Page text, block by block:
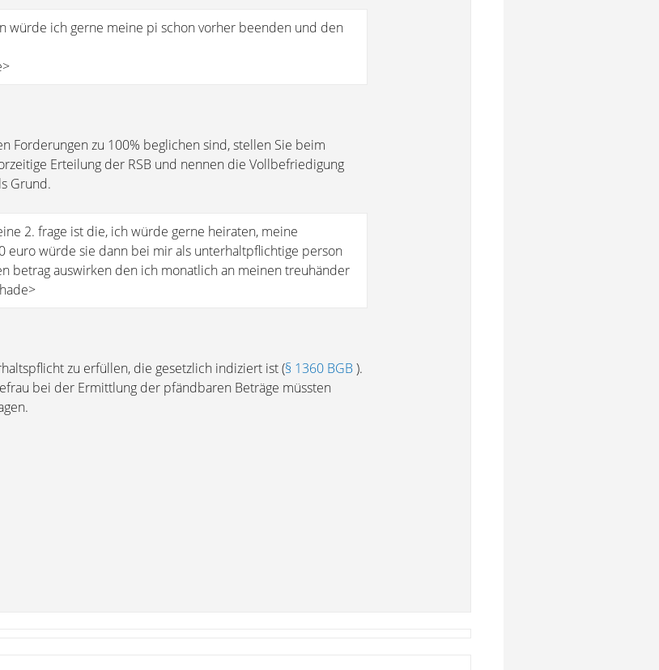
würde ich gerne meine pi schon vorher beenden und den
Forderungen zu 100% beglichen sind, stellen Sie beim
Erteilung der RSB und nennen die Vollbefriedigung
Grund.
2. frage ist die, ich würde gerne heiraten, meine
euro würde sie dann bei mir als unterhaltpflichtige person
betrag auswirken den ich monatlich an meinen treuhänder
zu erfüllen, die gesetzlich indiziert ist (§ 1360 BGB).
bei der Ermittlung der pfändbaren Beträge müssten